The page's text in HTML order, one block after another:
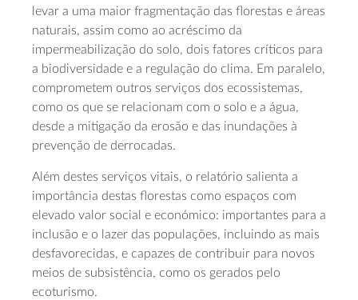
levar a uma maior fragmentação das florestas e áreas
naturais, assim como ao acréscimo da
impermeabilização do solo, dois fatores críticos para
a biodiversidade e a regulação do clima. Em paralelo,
comprometem outros serviços dos ecossistemas,
como os que se relacionam com o solo e a água,
desde a mitigação da erosão e das inundações à
prevenção de derrocadas.
Além destes serviços vitais, o relatório salienta a
importância destas florestas como espaços com
elevado valor social e económico: importantes para a
inclusão e o lazer das populações, incluindo as mais
desfavorecidas, e capazes de contribuir para novos
meios de subsistência, como os gerados pelo
ecoturismo.